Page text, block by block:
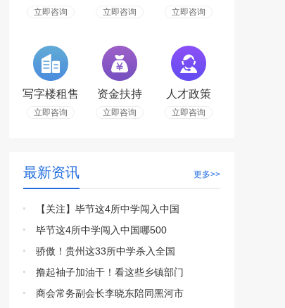
立即咨询 立即咨询 立即咨询
写字楼租售
立即咨询
资金扶持
立即咨询
人才政策
立即咨询
最新资讯 更多>>
【关注】毕节这4所中学闯入中国
毕节这4所中学闯入中国哪500
骄傲！贵州这33所中学杀入全国
撸起袖子加油干！看这些乡镇部门
商会常务副会长李晓东陪同黑河市